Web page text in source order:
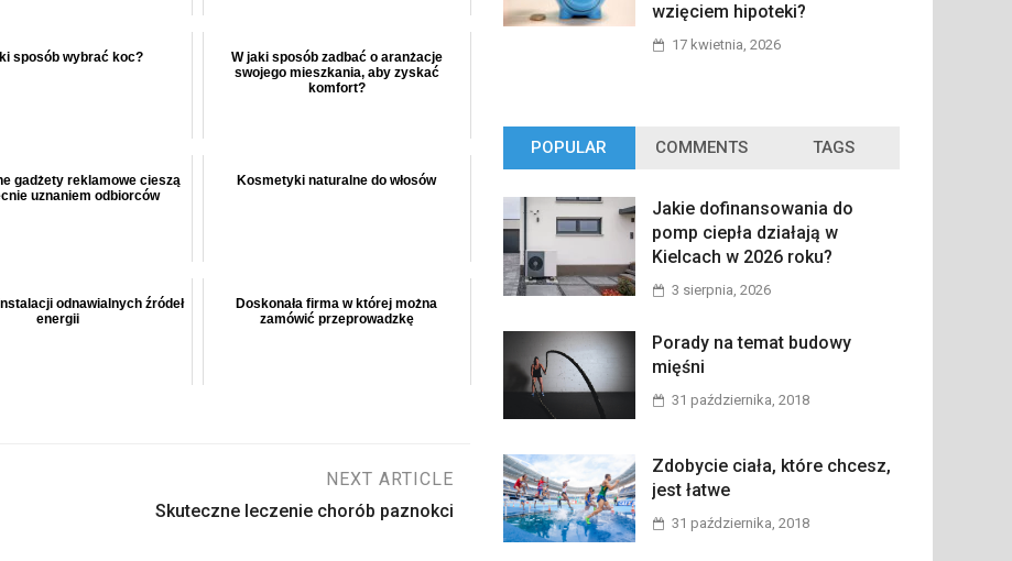
sposób wybrać koc?
W jaki sposób zadbać o aranżacje
swojego mieszkania, aby zyskać
komfort?
gadżety reklamowe cieszą
uznaniem odbiorców
Kosmetyki naturalne do włosów
odnawialnych źródeł
energii
Doskonała firma w której można
zamówić przeprowadzkę
NEXT ARTICLE
Skuteczne leczenie chorób paznokci
wzięciem hipoteki?
17 kwietnia, 2026
POPULAR COMMENTS TAGS
Jakie dofinansowania do
pomp ciepła działają w
Kielcach w 2026 roku?
3 sierpnia, 2026
Porady na temat budowy
mięśni
31 października, 2018
Zdobycie ciała, które chcesz,
jest łatwe
31 października, 2018